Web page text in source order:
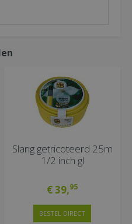
Slang getricoteerd 25m
1/2 inch gl
€39,95
BESTEL DIRECT